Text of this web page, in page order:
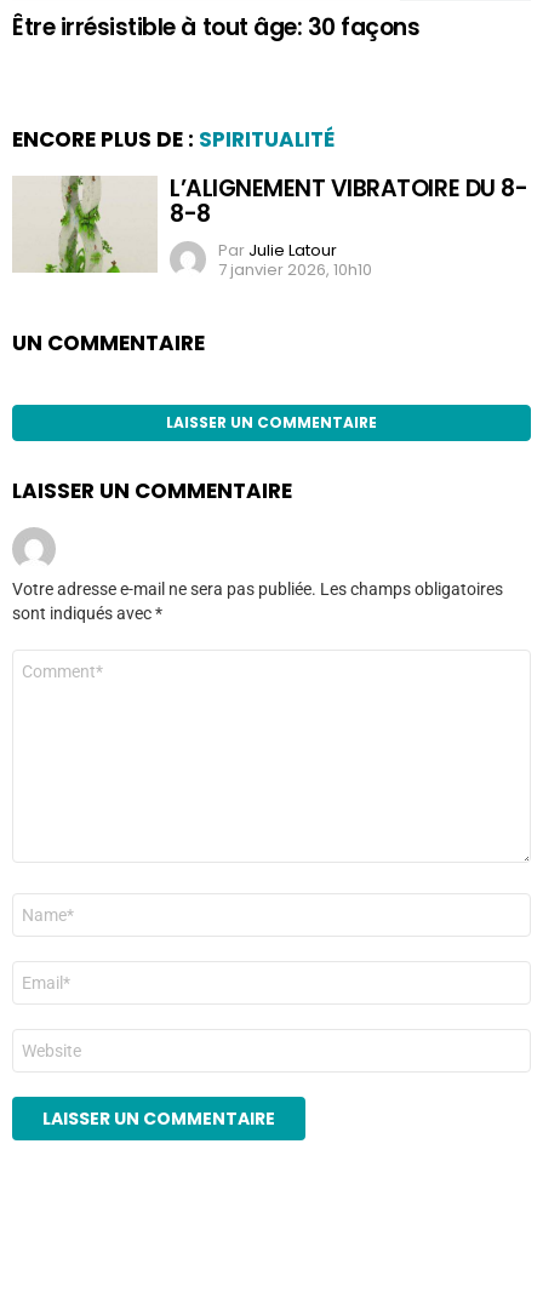
Être irrésistible à tout âge: 30 façons
ENCORE PLUS DE : SPIRITUALITÉ
L’ALIGNEMENT VIBRATOIRE DU 8-
8-8
Par Julie Latour
7 janvier 2026, 10h10
UN COMMENTAIRE
LAISSER UN COMMENTAIRE
LAISSER UN COMMENTAIRE
Votre adresse e-mail ne sera pas publiée. Les champs obligatoires
sont indiqués avec*
mail
*
Site
web